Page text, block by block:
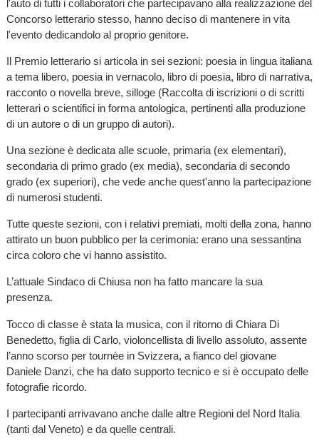
l'auto di tutti i collaboratori che partecipavano alla realizzazione del
Concorso letterario stesso, hanno deciso di mantenere in vita
l'evento dedicandolo al proprio genitore.
Il Premio letterario si articola in sei sezioni: poesia in lingua italiana
a tema libero, poesia in vernacolo, libro di poesia, libro di narrativa,
racconto o novella breve, silloge (Raccolta di iscrizioni o di scritti
letterari o scientifici in forma antologica, pertinenti alla produzione
di un autore o di un gruppo di autori).
Una sezione è dedicata alle scuole, primaria (ex elementari),
secondaria di primo grado (ex media), secondaria di secondo
grado (ex superiori), che vede anche quest'anno la partecipazione
di numerosi studenti.
Tutte queste sezioni, con i relativi premiati, molti della zona, hanno
attirato un buon pubblico per la cerimonia: erano una sessantina
circa coloro che vi hanno assistito.
L’attuale Sindaco di Chiusa non ha fatto mancare la sua
presenza.
Tocco di classe è stata la musica, con il ritorno di Chiara Di
Benedetto, figlia di Carlo, violoncellista di livello assoluto, assente
l’anno scorso per tournèe in Svizzera, a fianco del giovane
Daniele Danzi, che ha dato supporto tecnico e si è occupato delle
fotografie ricordo.
I partecipanti arrivavano anche dalle altre Regioni del Nord Italia
(tanti dal Veneto) e da quelle centrali.